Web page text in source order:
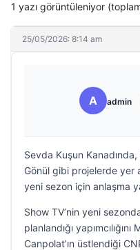
1 yazı görüntüleniyor
25/05/2026: 8:14 am
A admin
Sevda Kuşun
Gönül gibi projelerde yer
yeni sezon için anlaşma
Show TV’nin yeni
planlandığı
Canpolat’ın üstlendiği